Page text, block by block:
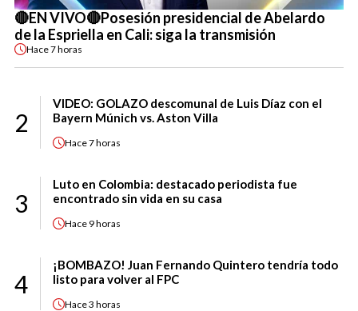
🔴EN VIVO🔴Posesión presidencial de Abelardo
de la Espriella en Cali: siga la transmisión
Hace7 horas
2
VIDEO: GOLAZO descomunal de Luis Díaz con el
Bayern Múnich vs. Aston Villa
Hace7 horas
3
Luto en Colombia: destacado periodista fue
encontrado sin vida en su casa
Hace 9 horas
4
¡BOMBAZO! Juan Fernando Quintero tendría todo
listo para volver al FPC
Hace3 horas